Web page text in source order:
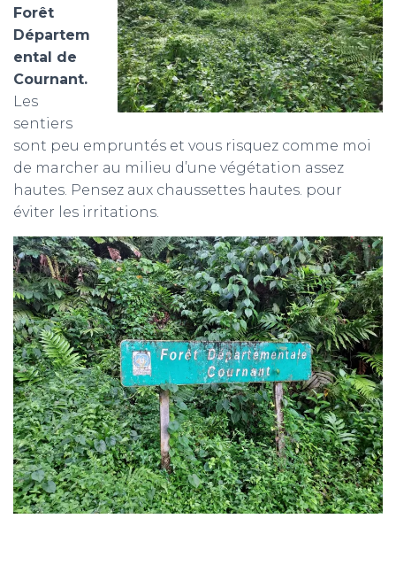
Forêt
Départem
ental de
Cournant.
Les
sentiers
sont peu empruntés et vous risquez comme moi
de marcher au milieu d’une végétation assez
hautes. Pensez aux chaussettes hautes. pour
éviter les irritations.